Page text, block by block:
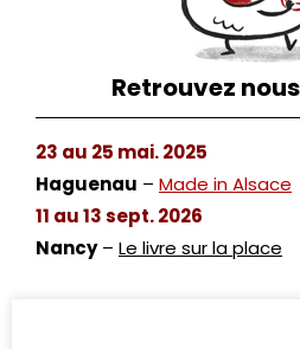
Retrouvez
23 au 25 mai. 2025
Haguenau – Made in Alsace
11 au 13 sept. 2026
Nancy – Le livre sur la place